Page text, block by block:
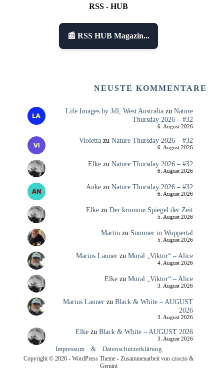
RSS - HUB
📰 RSS HUB Magazin...
NEUSTE KOMMENTARE
Life Images by Jill, West Australiazu Nature
Thursday 2026 – #32
6. August 2026
Violettazu Nature Thursday 2026 – #32
6. August 2026
Elkezu Nature Thursday 2026 – #32
6. August 2026
Ankezu Nature Thursday 2026 – #32
6. August 2026
Elkezu Der krumme Spiegel der Zeit
5. August 2026
Martin zu Sommer in Wuppertal
5. August 2026
Marius Launerzu Mural „Viktor“ – Alice
4. August 2026
Elkezu Mural „Viktor“ – Alice
3. August 2026
Marius Launerzu Black & White – AUGUST
2026
3. August 2026
Elkezu Black & White – AUGUST 2026
3. August 2026
Impressum & Datenschutzerklärung
Copyright © 2026 - WordPress Theme - Zusammenarbeit von czoczo &
Gemini